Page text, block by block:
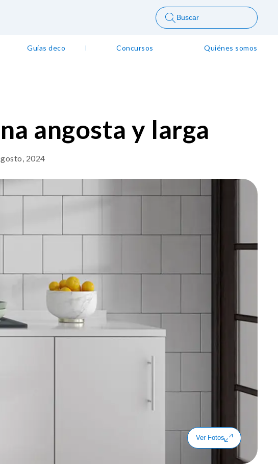
Buscar
Guías deco Concursos Quiénes somos
angosta y larga
2024
Ver Fotos